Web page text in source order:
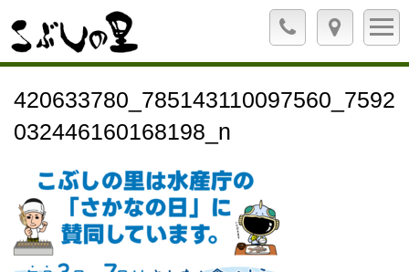
420633780_785143110097560_7592
032446160168198_n